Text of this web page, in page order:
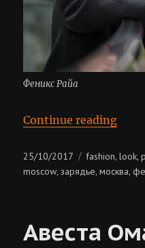
Феникс Райа
Continue reading
Posted
on
25/10/2017 Categories
fashion,look,
moscow,зарядье,москва,
Авеста